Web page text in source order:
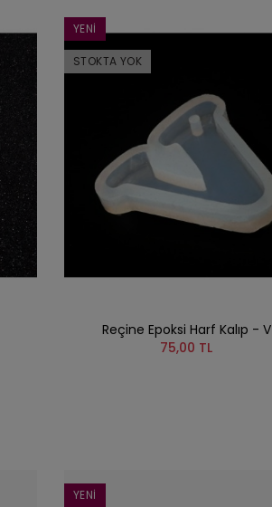
YENI
STOKTA YOK
Reçine Epoksi Harf Kalıp - V
75,00 TL
YENI